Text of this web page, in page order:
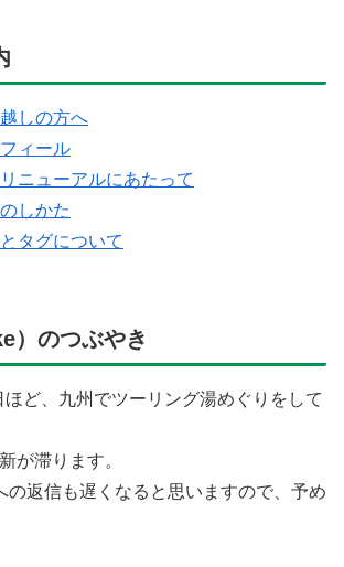
しの方へ
ィール
ニューアルにあたって
しかた
タグについて
）のつぶやき
ど、九州でツーリング湯めぐりをして
が滞ります。
の返信も遅くなると思いますので、予め